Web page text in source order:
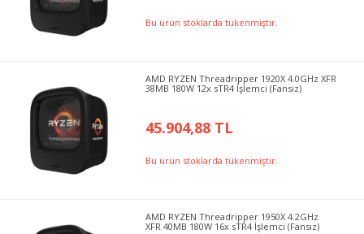
Bu ürün stoklarda tükenmiştir.
AMD RYZEN Threadripper 1920X 4.0GHz XFR
38MB 180W 12x sTR4 İşlemci (Fansız)
45.904,88 TL
Bu ürün stoklarda tükenmiştir.
AMD RYZEN Threadripper 1950X 4.2GHz
XFR 40MB 180W 16x sTR4 İşlemci (Fansız)